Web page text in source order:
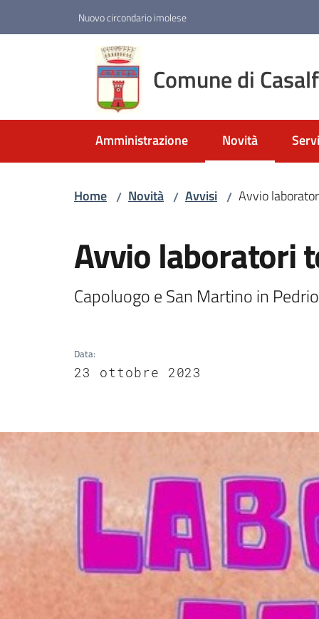
Nuovo circondario imolese
Comune di
Amministrazione Novità
Menu selezionato
Home / Novità / Avvisi / Avvio
Avvio laboratori
Capoluogo e San Martino in
Data:
23 ottobre 2023